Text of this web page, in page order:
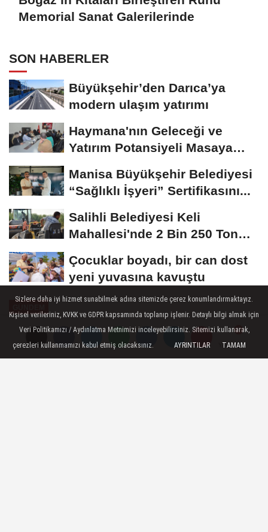
Yorumlar
Memorial Sanat Galerilerinde
SON HABERLER
Büyükşehir’den Darıca’ya
modern ulaşım yatırımı
Haymana'nın Geleceği ve
Yatırım Potansiyeli Masaya
Manisa Büyükşehir Belediyesi
“Sağlıklı İşyeri” Sertifikasını...
Salihli Belediyesi Keli
Mahallesi'nde 2 Bin 250 Ton
Çocuklar boyadı, bir can dost
yeni yuvasına kavuştu
Yayınlanma: 08 Mayıs 2026 - 10:48
Kocaeli'de ulaşıma "anne eli"
Yorumlar
Sizlere daha iyi hizmet sunabilmek adına sitemizde çerez konumlandırmaktayız.
Kişisel verileriniz, KVKK ve GDPR kapsamında toplanıp işlenir. Detaylı bilgi almak için
Veri Politikamızı / Aydınlatma Metnimizi inceleyebilirsiniz. Sitemizi kullanarak,
çerezleri kullanmamızı kabul etmiş olacaksınız.
AYRINTILAR TAMAM